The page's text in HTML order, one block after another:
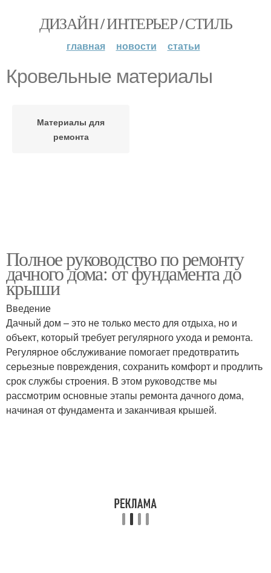
ДИЗАЙН / ИНТЕРЬЕР / СТИЛЬ
главная новости статьи
Кровельные материалы
Материалы для
ремонта
Полное руководство по ремонту
дачного дома: от фундамента до
крыши
Введение
Дачный дом – это не только место для отдыха, но и
объект, который требует регулярного ухода и ремонта.
Регулярное обслуживание помогает предотвратить
серьезные повреждения, сохранить комфорт и продлить
срок службы строения. В этом руководстве мы
рассмотрим основные этапы ремонта дачного дома,
начиная от фундамента и заканчивая крышей.